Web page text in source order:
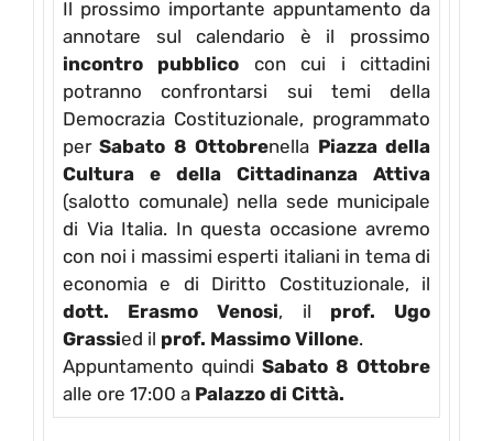
Il prossimo importante appuntamento da
annotare sul calendario è il prossimo
incontro pubblico con cui i cittadini
potranno confrontarsi sui temi della
Democrazia Costituzionale, programmato
perSabato 8 Ottobrenella Piazza della
Cultura e della Cittadinanza Attiva
(salotto comunale) nella sede municipale
di Via Italia. In questa occasione avremo
con noi i massimi esperti italiani in tema di
economia e di Diritto Costituzionale, il
dott. Erasmo Venosi, il prof. Ugo
Grassied il prof. Massimo Villone.
Appuntamento quindi Sabato 8 Ottobre
alle ore 17:00 a Palazzo di Città.